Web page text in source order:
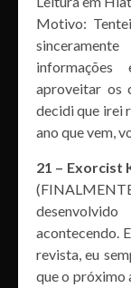
Motivo:
aproveitar os
decidi que irei
ano que vem,
21 – Exorcist
acontecendo.
revista, eu
que o próximo